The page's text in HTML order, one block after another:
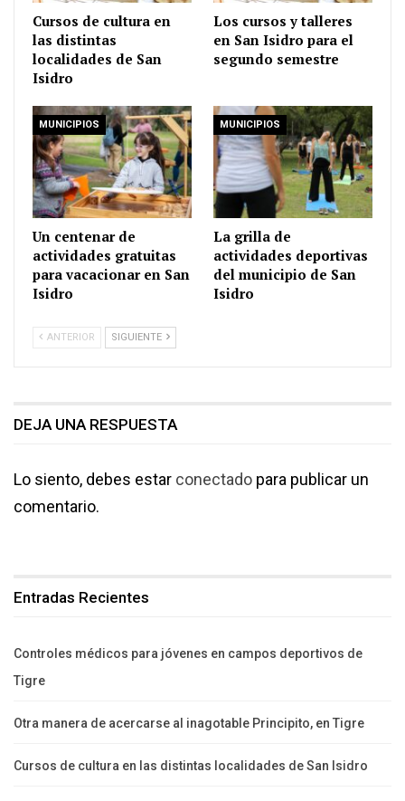
Cursos de cultura en
las distintas
localidades de San
Isidro
Los cursos y talleres
en San Isidro para el
segundo semestre
MUNICIPIOS
Un centenar de
actividades gratuitas
para vacacionar en San
Isidro
MUNICIPIOS
La grilla de
actividades deportivas
del municipio de San
Isidro
ANTERIOR SIGUIENTE
DEJA UNA RESPUESTA
Lo siento, debes estar conectado para publicar un
comentario.
Entradas Recientes
Controles médicos para jóvenes en campos deportivos de
Tigre
Otra manera de acercarse al inagotable Principito, en Tigre
Cursos de cultura en las distintas localidades de San Isidro